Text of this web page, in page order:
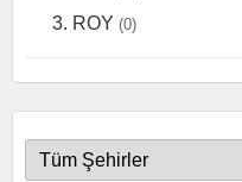
ROY (0)